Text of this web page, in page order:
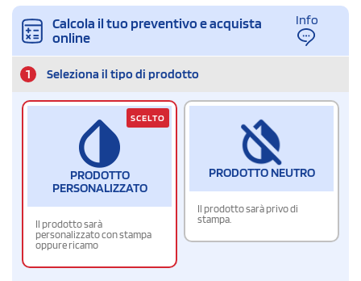
Calcola il tuo preventivo e acquista
online
Info
1 Seleziona il tipo di prodotto
PRODOTTO
PERSONALIZZATO
Il prodotto sarà
personalizzato con stampa
oppure ricamo
SCELTO
PRODOTTO NEUTRO
Il prodotto sarà privo di
stampa.